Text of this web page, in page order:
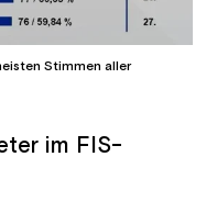
Stimmen aller
im FIS-